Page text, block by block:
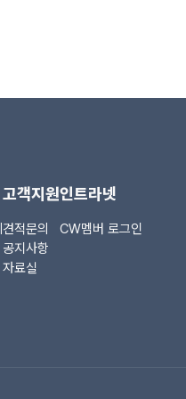
고객지원
견적문의
공지사항
자료실
인트라넷
CW멤버 로그인